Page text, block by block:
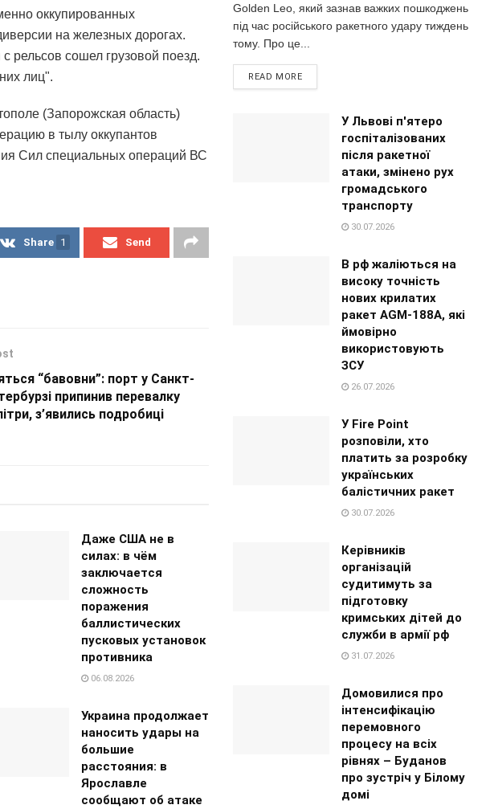
оккупированных
на железных дорогах.
рельсов сошел грузовой поезд.
лиц".
(Запорожская область)
в тылу оккупантов
Сил специальных операций ВС
Share 1 Send
“бавовни”: порт у Санкт-
припинив перевалку
з’явились подробиці
Даже США не в
силах: в чём
заключается
сложность
поражения
баллистических
пусковых установок
противника
06.08.2026
Украина продолжает
наносить удары на
большие
расстояния: в
Ярославле
сообщают об атаке
Golden Leo, який зазнав важких пошкоджень
під час російського ракетного удару тиждень
тому. Про це...
READ MORE
У Львові п'ятеро
госпіталізованих
після ракетної
атаки, змінено рух
громадського
транспорту
30.07.2026
В рф жаліються на
високу точність
нових крилатих
ракет AGM-188A, які
ймовірно
використовують
ЗСУ
26.07.2026
У Fire Point
розповіли, хто
платить за розробку
українських
балістичних ракет
30.07.2026
Керівників
організацій
судитимуть за
підготовку
кримських дітей до
служби в армії рф
31.07.2026
Домовилися про
інтенсифікацію
перемовного
процесу на всіх
рівнях – Буданов
про зустріч у Білому
домі